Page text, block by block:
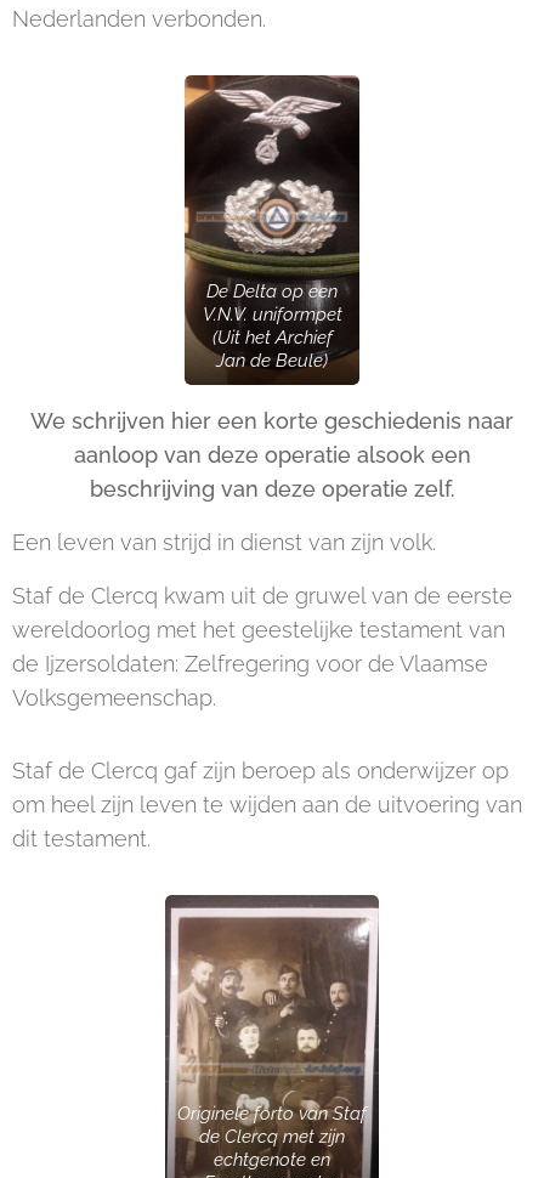
Nederlanden verbonden.
De Delta op een
V.N.V. uniformpet
(Uit het Archief
Jan de Beule)
We schrijven hier een korte geschiedenis naar
aanloop van deze operatie alsook een
beschrijving van deze operatie zelf.
Een leven van strijd in dienst van zijn volk.
Staf de Clercq kwam uit de gruwel van de eerste
wereldoorlog met het geestelijke testament van
de Ijzersoldaten: Zelfregering voor de Vlaamse
Volksgemeenschap.
Staf de Clercq gaf zijn beroep als onderwijzer op
om heel zijn leven te wijden aan de uitvoering van
dit testament.
Originele forto van Staf
de Clercq met zijn
echtgenote en